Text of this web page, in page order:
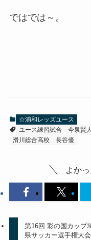
ではでは～。
☆浦和レッズユース
ユース練習試合
今泉賢人
滑川総合高校
長谷優
よか
第16回 彩の国カップ
県サッカー選手権大会